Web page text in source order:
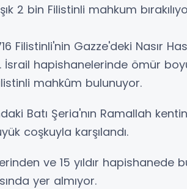
2 bin Filistinli mahkum
Filistinli'nin Gazze'deki Nasır
İsrail hapishanelerinde ömür
mahkûm bulunuyor.
Batı Şeria'nın Ramallah
coşkuyla karşılandı.
ve 15 yıldır hapishanede
yer almıyor.